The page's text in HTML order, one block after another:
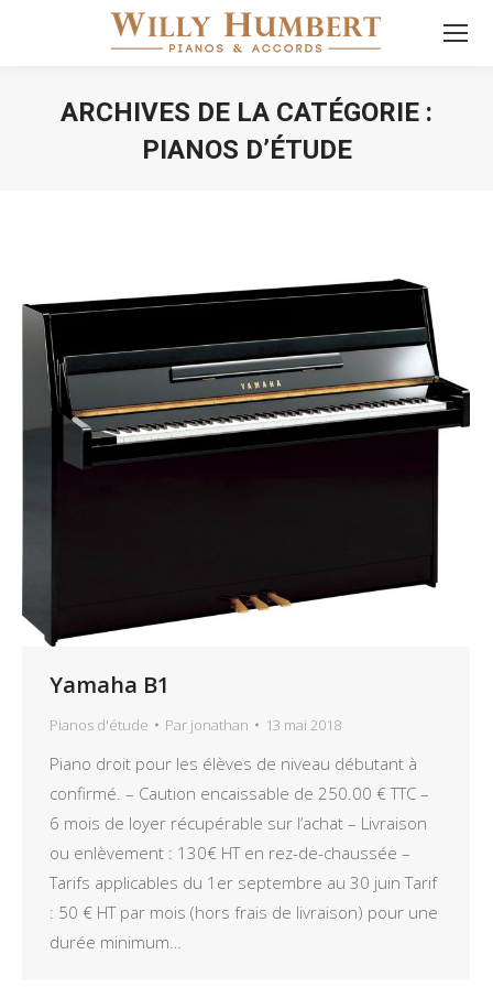
ARCHIVES DE LA CATÉGORIE :
PIANOS D’ÉTUDE
Yamaha B1
Pianos d'étude Par jonathan 13 mai 2018
Piano droit pour les élèves de niveau débutant à
confirmé. – Caution encaissable de 250.00 € TTC –
6 mois de loyer récupérable sur l’achat – Livraison
ou enlèvement : 130€ HT en rez-de-chaussée –
Tarifs applicables du 1er septembre au 30 juin Tarif
: 50 € HT par mois (hors frais de livraison) pour une
durée minimum…